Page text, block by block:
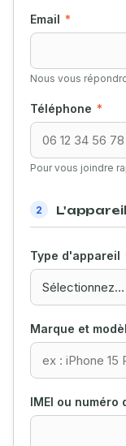
Email *
Nous vous
Téléphone *
Pour vous joindre
2 L'appareil
Type d'appareil
Marque et
IMEI ou numéro